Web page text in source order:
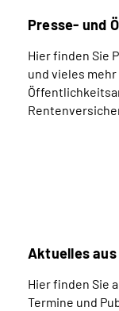
Presse- und
Hier finden Sie
und vieles
Aktuelles
Hier finden Sie
Termine und